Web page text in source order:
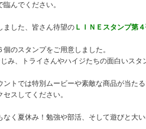
臨んでください。
ました、皆さん待望の ＬＩＮＥスタンプ第
個のスタンプをご用意しました。
み、トライさんやハイジたちの面白いスタ
ントでは特別ムービーや素敵な商品が当た
セスしてください。
なく夏休み！勉強や部活、そして遊びと大い